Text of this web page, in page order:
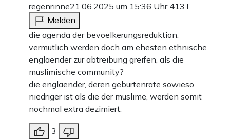
regenrinne21.06.2025 um 15:36 Uhr 413T
Melden
die agenda der bevoelkerungsreduktion.
vermutlich werden doch am ehesten ethnische
englaender zur abtreibung greifen, als die
muslimische community?
die englaender, deren geburtenrate sowieso
niedriger ist als die der muslime, werden somit
nochmal extra dezimiert.
3